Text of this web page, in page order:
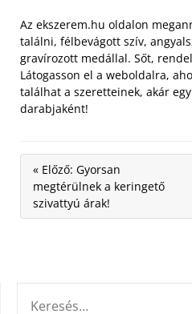
Az ekszerem.hu oldalon
találni, félbevágott szív,
gravírozott medállal. Sőt,
Látogasson el a weboldalra,
találhat a szeretteinek, akár
darabjaként!
« Előző: Gyorsan
megtérülnek a keringető
szivattyú árak!